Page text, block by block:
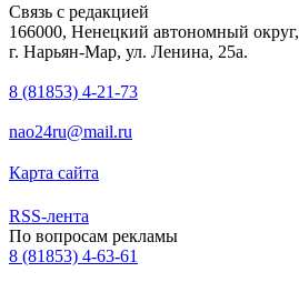
Связь с редакцией
166000, Ненецкий автономный округ,
г. Нарьян-Мар, ул. Ленина, 25а.
8 (81853) 4-21-73
nao24ru@mail.ru
Карта сайта
RSS-лента
По вопросам рекламы
8 (81853) 4-63-61